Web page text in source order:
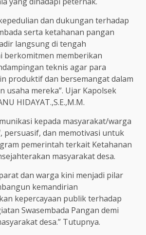
dan dukungan terhadap
serta ketahanan pangan
langsung di tengah
berkomitmen memberikan
teknis agar para
produktif dan bersemangat dalam
usaha mereka”. Ujar Kapolsek
HIDAYAT.,S.E.,M.M.
kepada masyarakat/warga
persuasif, dan memotivasi untuk
pemerintah terkait Ketahanan
masyarakat desa.
dan warga kini menjadi pilar
kemandirian
kepercayaan publik terhadap
Swasembada Pangan demi
desa.” Tutupnya.